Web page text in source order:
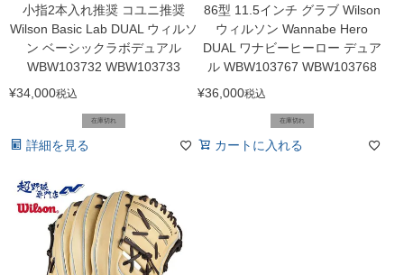
小指2本入れ推奨 コユニ推奨
Wilson Basic Lab DUAL ウィルソ
ン ベーシックラボデュアル
WBW103732 WBW103733
¥34,000税込
在庫切れ
詳細を見る
86型 11.5インチ グラブ Wilson
ウィルソン Wannabe Hero
DUAL ワナビーヒーロー デュア
ル WBW103767 WBW103768
¥36,000税込
在庫切れ
カートに入れる